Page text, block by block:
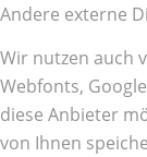
Andere externe
Wir nutzen auch
Webfonts,
diese Anbieter
von Ihnen